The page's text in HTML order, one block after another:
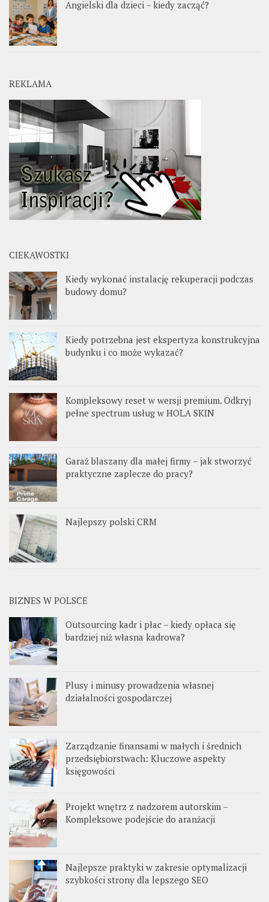
Angielski dla dzieci – kiedy zacząć?
REKLAMA
CIEKAWOSTKI
Kiedy wykonać instalację rekuperacji podczas
budowy domu?
Kiedy potrzebna jest ekspertyza konstrukcyjna
budynku i co może wykazać?
Kompleksowy reset w wersji premium. Odkryj
pełne spectrum usług w HOLA SKIN
Garaż blaszany dla małej firmy – jak stworzyć
praktyczne zaplecze do pracy?
Najlepszy polski CRM
BIZNES W POLSCE
Outsourcing kadr i płac – kiedy opłaca się
bardziej niż własna kadrowa?
Plusy i minusy prowadzenia własnej
działalności gospodarczej
Zarządzanie finansami w małych i średnich
przedsiębiorstwach: Kluczowe aspekty
księgowości
Projekt wnętrz z nadzorem autorskim –
Kompleksowe podejście do aranżacji
Najlepsze praktyki w zakresie optymalizacji
szybkości strony dla lepszego SEO